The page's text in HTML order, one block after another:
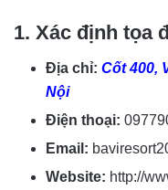
1. Xác định tọa
Địa chỉ: Cốt 400,
Nội
Điện thoại:
Email:
Website: http://